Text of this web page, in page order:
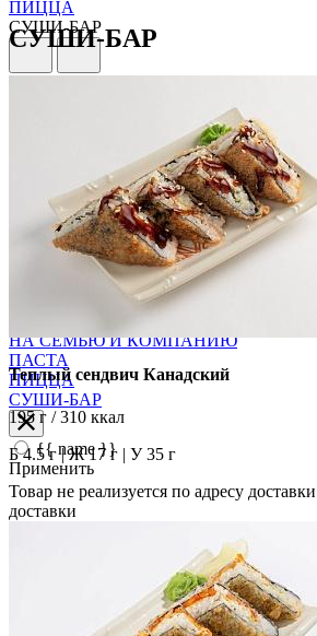
ПИЦЦА
СУШИ-БАР
ДЕСЕРТЫ
НАПИТКИ
ХЛЕБ
ДОПОЛНИТЕЛЬНОЕ
НА СЕМЬЮ И КОМПАНИЮ
ПАСТА
ПИЦЦА
СУШИ-БАР
{{ name }}
Применить
СУШИ-БАР
Теплый сендвич Канадский
195 г / 310 ккал
Б 4.5 г | Ж 17 г | У 35 г
Товар не реализуется по адресу
доставки